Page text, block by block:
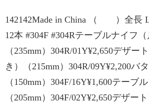
142142Made in China （ ）全長
12本 #304F #304Rテーブルナイフ（
（235mm）304R/01Y¥2,650デザー
き）（215mm）304R/09Y¥2,200バ
（150mm）304F/16Y¥1,600テーブ
（205mm）304F/02Y¥2,650デザー